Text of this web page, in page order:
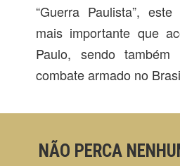
“Guerra Paulista”,
mais importante que
Paulo, sendo
combate armado no
NÃO PERCA